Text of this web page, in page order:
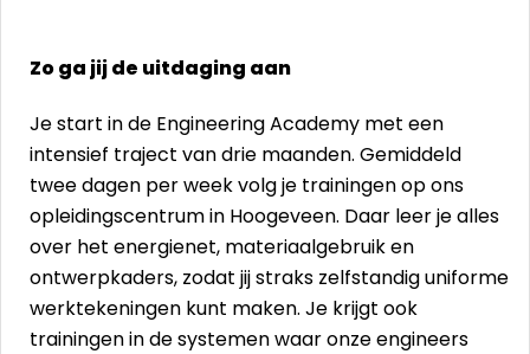
Zo ga jij de uitdaging aan
Je start in de Engineering Academy met een
intensief traject van drie maanden. Gemiddeld
twee dagen per week volg je trainingen op ons
opleidingscentrum in Hoogeveen. Daar leer je alles
over het energienet, materiaalgebruik en
ontwerpkaders, zodat jij straks zelfstandig uniforme
werktekeningen kunt maken. Je krijgt ook
trainingen in de systemen waar onze engineers